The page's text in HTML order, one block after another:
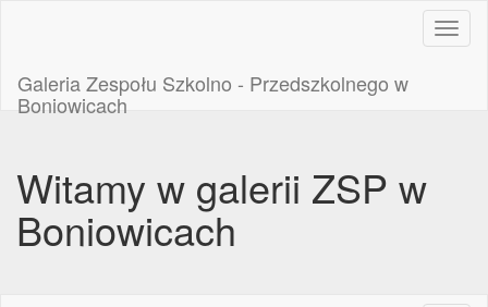
Galeria Zespołu Szkolno - Przedszkolnego w
Boniowicach
Witamy w galerii ZSP w
Boniowicach